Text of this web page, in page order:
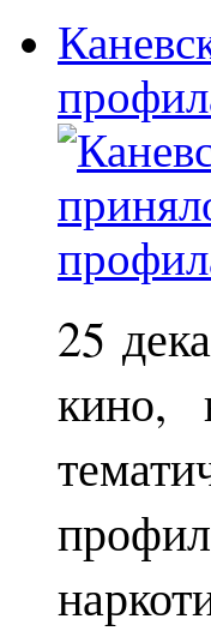
25
кино,